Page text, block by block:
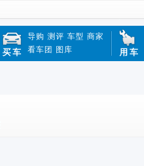
买车
导购 测评 车型 商家
看车团
图库 用车